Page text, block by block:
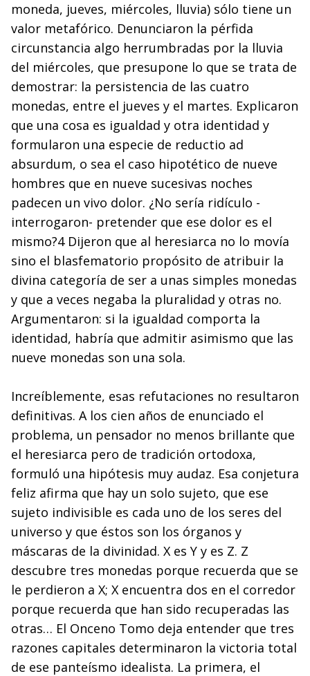
moneda, jueves, miércoles, lluvia) sólo tiene un
valor metafórico. Denunciaron la pérfida
circunstancia algo herrumbradas por la lluvia
del miércoles, que presupone lo que se trata de
demostrar: la persistencia de las cuatro
monedas, entre el jueves y el martes. Explicaron
que una cosa es igualdad y otra identidad y
formularon una especie de reductio ad
absurdum, o sea el caso hipotético de nueve
hombres que en nueve sucesivas noches
padecen un vivo dolor. ¿No sería ridículo -
interrogaron- pretender que ese dolor es el
mismo?4 Dijeron que al heresiarca no lo movía
sino el blasfematorio propósito de atribuir la
divina categoría de ser a unas simples monedas
y que a veces negaba la pluralidad y otras no.
Argumentaron: si la igualdad comporta la
identidad, habría que admitir asimismo que las
nueve monedas son una sola.
Increíblemente, esas refutaciones no resultaron
definitivas. A los cien años de enunciado el
problema, un pensador no menos brillante que
el heresiarca pero de tradición ortodoxa,
formuló una hipótesis muy audaz. Esa conjetura
feliz afirma que hay un solo sujeto, que ese
sujeto indivisible es cada uno de los seres del
universo y que éstos son los órganos y
máscaras de la divinidad. X es Y y es Z. Z
descubre tres monedas porque recuerda que se
le perdieron a X; X encuentra dos en el corredor
porque recuerda que han sido recuperadas las
otras… El Onceno Tomo deja entender que tres
razones capitales determinaron la victoria total
de ese panteísmo idealista. La primera, el